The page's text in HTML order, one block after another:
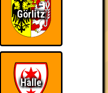
sein wollt, meldet euch über
Görlitz
Halle